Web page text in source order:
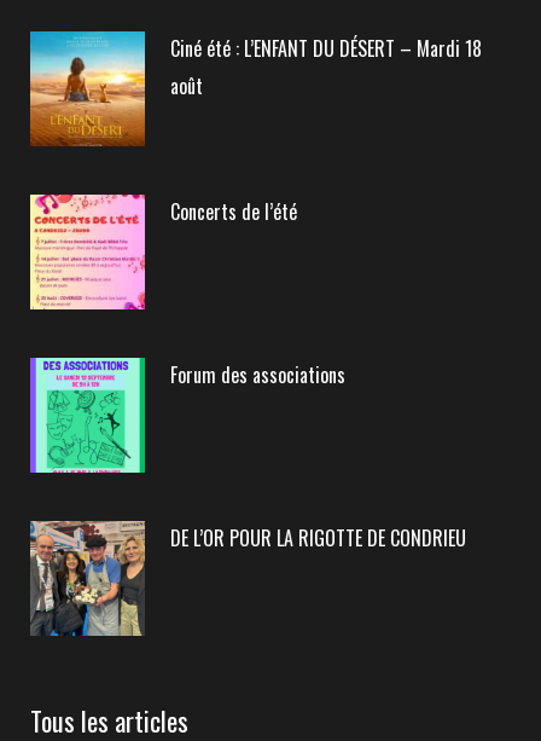
Ciné été : L’ENFANT DU DÉSERT – Mardi 18
août
Concerts de l’été
Forum des associations
DE L’OR POUR LA RIGOTTE DE CONDRIEU
Tous les articles